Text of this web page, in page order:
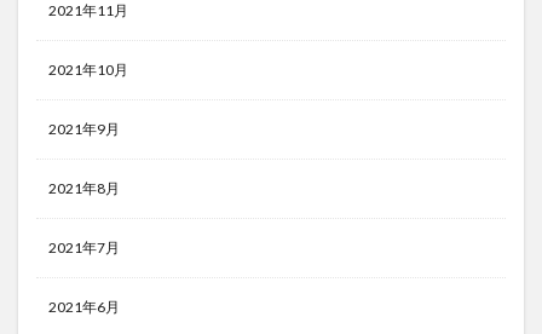
2021年11月
2021年10月
2021年9月
2021年8月
2021年7月
2021年6月